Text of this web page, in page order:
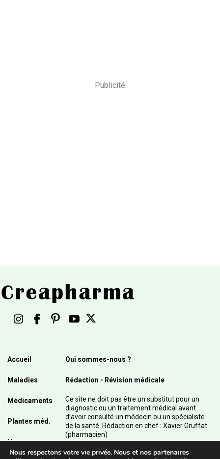
Publicité
Accueil
Maladies
Médicaments
Plantes méd.
News
Qui sommes-nous ?
Rédaction - Révision médicale
Ce site ne doit pas être un substitut pour un
diagnostic ou un traitement médical avant
d’avoir consulté un médecin ou un spécialiste
de la santé. Rédaction en chef : Xavier Gruffat
(pharmacien)
© 2003 - 2026 Pharmanetis Sàrl – Tous droits
Nous respectons votre vie privée. Nous et nos partenaires